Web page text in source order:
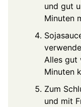
und gut
Minuten
Alles gut
Minuten
Zum
und mit